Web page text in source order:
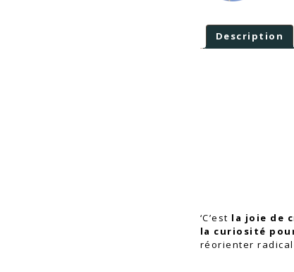
Description
‘C’est la joie de
la curiosité
réorienter